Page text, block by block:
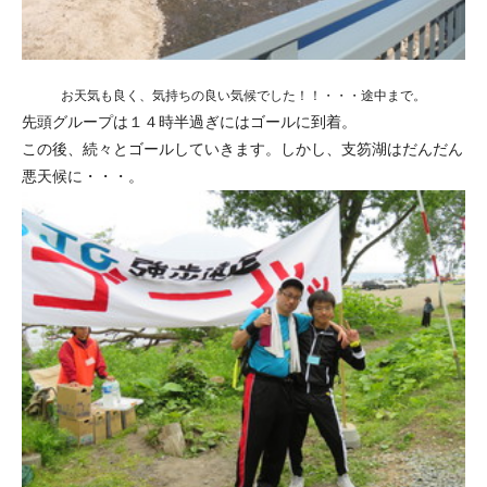
お天気も良く、気持ちの良い気候でした！！・・・途中まで。
先頭グループは１４時半過ぎにはゴールに到着。
この後、続々とゴールしていきます。しかし、支笏湖はだんだん
悪天候に・・・。